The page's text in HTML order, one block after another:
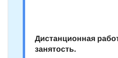
Дистанционная
занятость.